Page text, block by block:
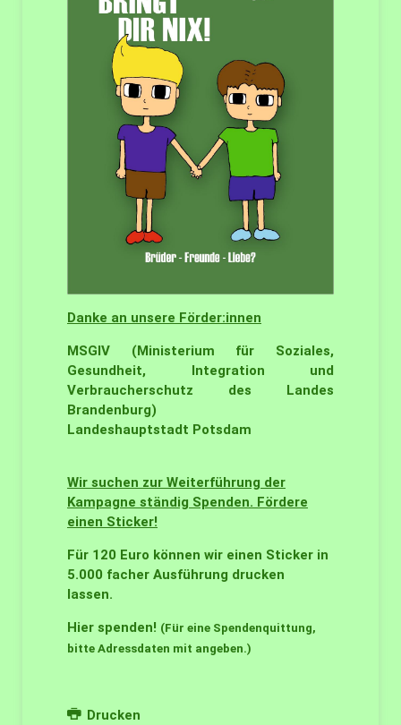
Danke an unsere Förder:innen
MSGIV (Ministerium für Soziales,
Gesundheit, Integration und
Verbraucherschutz des Landes
Brandenburg)
Landeshauptstadt Potsdam
Wir suchen zur Weiterführung der
Kampagne ständig Spenden. Fördere
einen Sticker!
Für 120 Euro können wir einen Sticker in
5.000 facher Ausführung drucken
lassen.
Hier spenden! (Für eine Spendenquittung,
bitte Adressdaten mit angeben.)
Drucken